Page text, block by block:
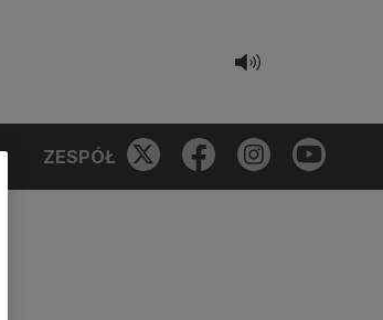
ZESPÓŁ